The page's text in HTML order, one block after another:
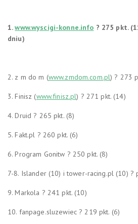
1. www.wyscigi-konne.info ? 275 pkt.
dniu)
2. z m do m (www.zmdom.com.pl) ? 273
3. Finisz (www.finisz.pl) ? 271 pkt. (14)
4. Druid ? 265 pkt. (8)
5. Fakt.pl ? 260 pkt. (6)
6. Program Gonitw ? 250 pkt. (8)
7-8. Islander (10) i tower-racing.pl (10) ?
9. Markola ? 241 pkt. (10)
10. fanpage.sluzewiec ? 219 pkt. (6)